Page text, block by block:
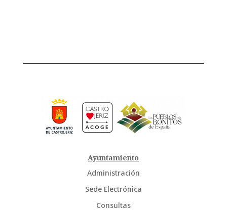
Ayuntamiento
Administración
Sede Electrónica
Consultas